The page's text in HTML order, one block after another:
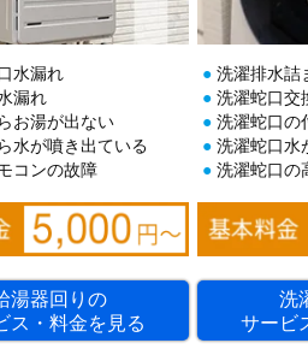
水漏れ
漏れ
お湯が出ない
水が噴き出ている
コンの故障
湯器回りの
ス・料金を見る
洗濯排水詰
洗濯蛇口交
洗濯蛇口の
洗濯蛇口水
洗濯蛇口の
洗
サービ